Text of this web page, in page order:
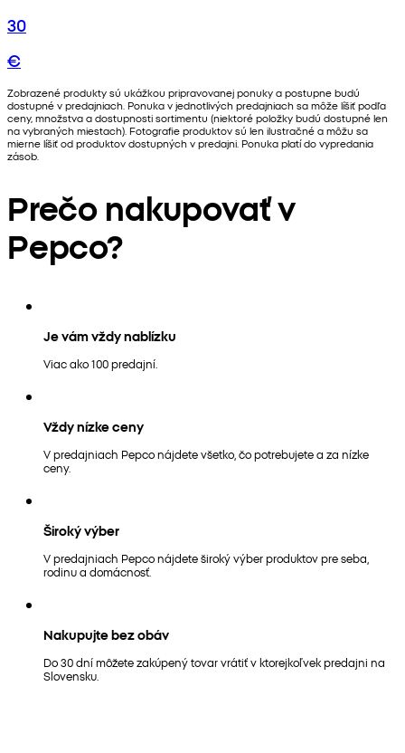
30
€
Zobrazené produkty sú ukážkou pripravovanej ponuky a postupne budú
dostupné v predajniach. Ponuka v jednotlivých predajniach sa môže líšiť podľa
ceny, množstva a dostupnosti sortimentu (niektoré položky budú dostupné len
na vybraných miestach). Fotografie produktov sú len ilustračné a môžu sa
mierne líšiť od produktov dostupných v predajni. Ponuka platí do vypredania
zásob.
Prečo nakupovať v
Pepco?
Je vám vždy nablízku
Viac ako 100 predajní.
Vždy nízke ceny
V predajniach Pepco nájdete všetko, čo potrebujete a za nízke
ceny.
Široký výber
V predajniach Pepco nájdete široký výber produktov pre seba,
rodinu a domácnosť.
Nakupujte bez obáv
Do 30 dní môžete zakúpený tovar vrátiť v ktorejkoľvek predajni na
Slovensku.